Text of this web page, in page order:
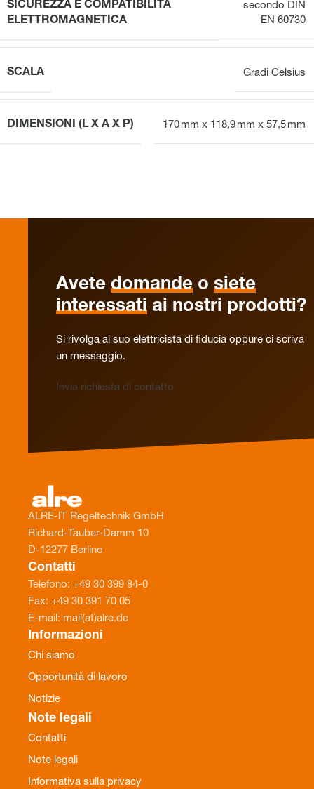
SICUREZZA E COMPATIBILITÀ
ELETTROMAGNETICA
secondo DIN
EN 60730
SCALA Gradi Celsius
DIMENSIONI (L X A X P) 170 mm x 118,9 mm x 57,5 mm
Avete domande o siete
interessati ai nostri prodotti?
Si rivolga al suo elettricista di fiducia oppure ci scriva
un messaggio.
Invia richiesta di contatto
ALRE-IT Regeltechnik GmbH
Richard-Tauber-Damm 10
D-12277 Berlino
Contatti
Telefono: +49 30 399 84-0
Fax: +49 30 391 70 05
E-mail: mail(at)alre.de
Informazioni
Chi siamo
Opportunità di lavoro
Notizie
Note legali
Contatti
Note legali
Informativa sulla privacy